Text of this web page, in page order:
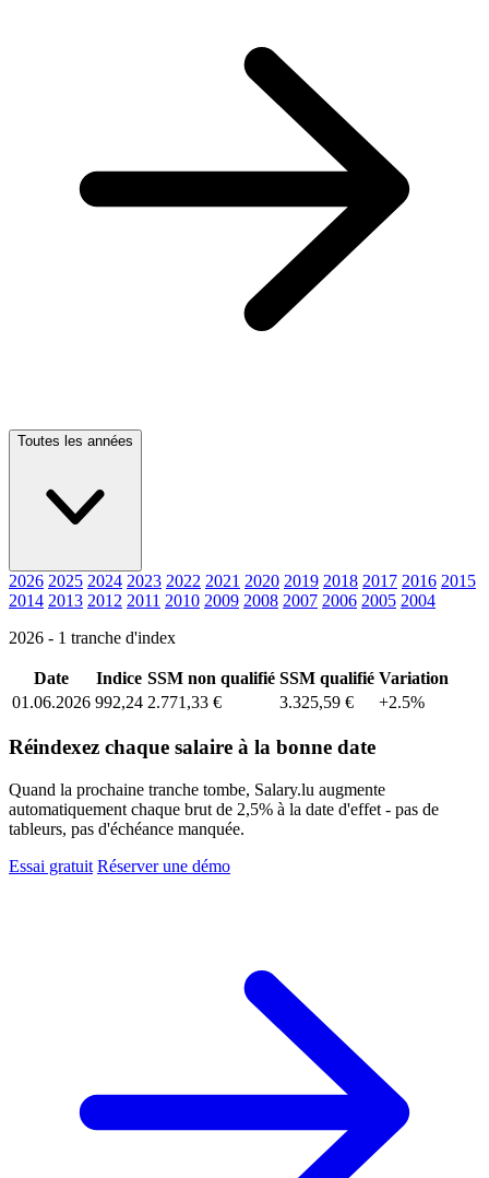
Toutes les années
2026 2025 2024 2023 2022 2021 2020 2019 2018 2017 2016 2015
2014 2013 2012 2011 2010 2009 2008 2007 2006 2005 2004
2026 - 1 tranche d'index
Date Indice SSM non qualifié SSM qualifié Variation
01.06.2026 992,24 2.771,33 € 3.325,59 € +2.5%
Réindexez chaque salaire à la bonne date
Quand la prochaine tranche tombe, Salary.lu augmente
automatiquement chaque brut de 2,5% à la date d'effet - pas de
tableurs, pas d'échéance manquée.
Essai gratuit Réserver une démo